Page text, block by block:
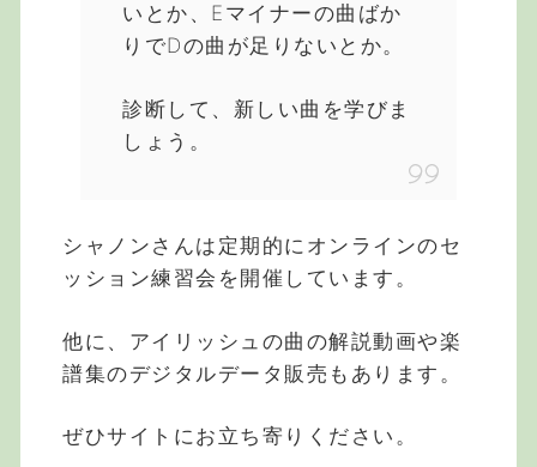
いとか、Eマイナーの曲ばか
りでDの曲が足りないとか。
診断して、新しい曲を学びま
しょう。
シャノンさんは定期的にオンラインのセ
ッション練習会を開催しています。
他に、アイリッシュの曲の解説動画や楽
譜集のデジタルデータ販売もあります。
ぜひサイトにお立ち寄りください。